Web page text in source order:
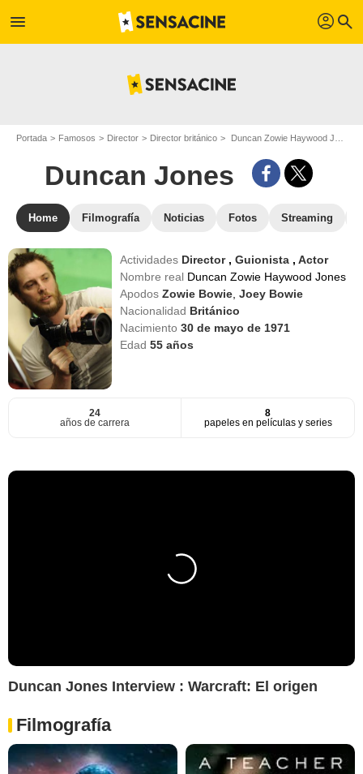
menu profil search
Portada Famosos Director Director británico Duncan Zowie Haywood Jones - Apodo : Duncan Jones
Duncan Jones
Home Filmografía Noticias Fotos Streaming
Actividades Director ,Guionista ,Actor
Nombre real Duncan Zowie Haywood Jones
ApodosZowie Bowie ,Joey Bowie
Nacionalidad Británico
Nacimiento30 de mayo de 1971
Edad55 años
24
años de carrera
8
papeles en películas y series
Duncan Jones Interview : Warcraft: El origen
Filmografía